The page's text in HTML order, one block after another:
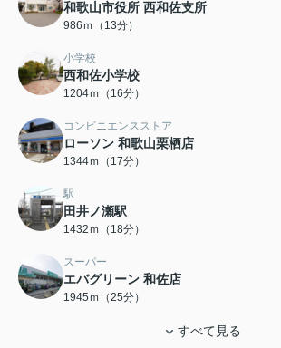
和歌山市役所 西和佐支所
986ｍ（13分）
小学校
西和佐小学校
1204ｍ（16分）
コンビニエンスストア
ローソン 和歌山栗栖店
1344ｍ（17分）
駅
田井ノ瀬駅
1432ｍ（18分）
スーパー
エバグリーン 和佐店
1945ｍ（25分）
すべて見る